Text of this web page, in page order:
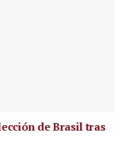
de Brasil tras